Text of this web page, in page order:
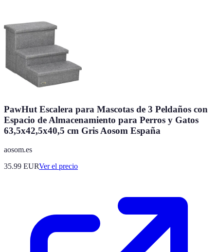
PawHut Escalera para Mascotas de 3 Peldaños con
Espacio de Almacenamiento para Perros y Gatos
63,5x42,5x40,5 cm Gris Aosom España
aosom.es
35.99 EURVer el precio